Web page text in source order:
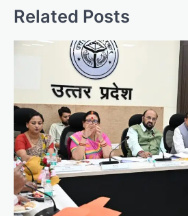
n
a
g
a
t
i
o
Related Posts